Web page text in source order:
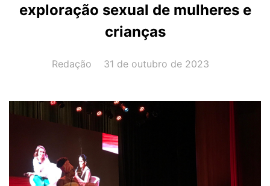
exploração sexual de mulheres e
crianças
AUTOR(A):
Redação DATA:
31 de outubro de 2023